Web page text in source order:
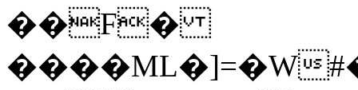
��F�
����ML�]=�W